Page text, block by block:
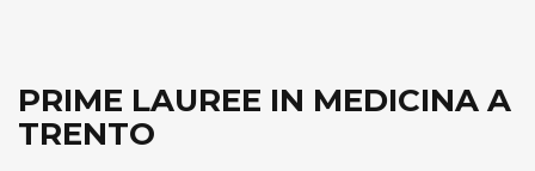
PRIME LAUREE IN MEDICINA A
TRENTO